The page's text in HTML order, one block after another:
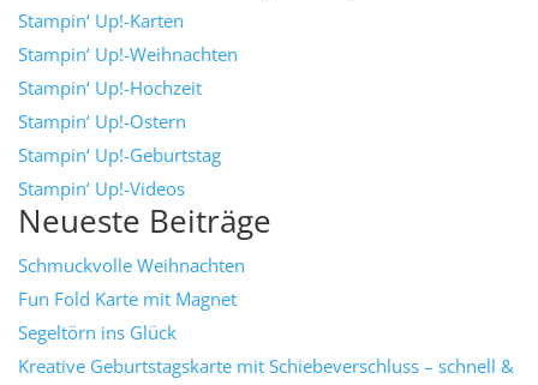
Stampin‘ Up!-Karten
Stampin‘ Up!-Weihnachten
Stampin‘ Up!-Hochzeit
Stampin‘ Up!-Ostern
Stampin‘ Up!-Geburtstag
Stampin‘ Up!-Videos
Neueste Beiträge
Schmuckvolle Weihnachten
Fun Fold Karte mit Magnet
Segeltörn ins Glück
Kreative Geburtstagskarte mit Schiebeverschluss – schnell &